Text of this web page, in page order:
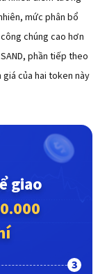
mức phân bổ
chúng cao hơn
phần tiếp theo
của hai token này
giao
3